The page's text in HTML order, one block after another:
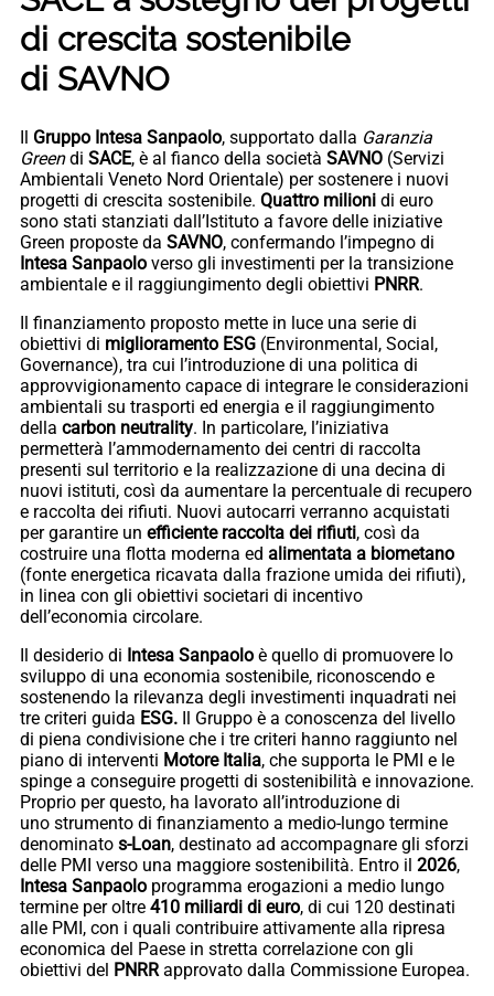
di crescita sostenibile
di SAVNO
Il Gruppo Intesa Sanpaolo, supportato dalla Garanzia
Greendi SACE, è al fianco della società SAVNO (Servizi
Ambientali Veneto Nord Orientale) per sostenere i nuovi
progetti di crescita sostenibile. Quattro milioni di euro
sono stati stanziati dall’Istituto a favore delle iniziative
Green proposte da SAVNO, confermando l’impegno di
Intesa Sanpaolo verso gli investimenti per la transizione
ambientale e il raggiungimento degli obiettivi PNRR.
Il finanziamento proposto mette in luce una serie di
obiettivi di miglioramento ESG (Environmental, Social,
Governance), tra cui l’introduzione di una politica di
approvvigionamento capace di integrare le considerazioni
ambientali su trasporti ed energia e il raggiungimento
della carbon neutrality. In particolare, l’iniziativa
permetterà l’ammodernamento dei centri di raccolta
presenti sul territorio e la realizzazione di una decina di
nuovi istituti, così da aumentare la percentuale di recupero
e raccolta dei rifiuti. Nuovi autocarri verranno acquistati
per garantire un efficiente raccolta dei rifiuti, così da
costruire una flotta moderna ed alimentata a biometano
(fonte energetica ricavata dalla frazione umida dei rifiuti),
in linea con gli obiettivi societari di incentivo
dell’economia circolare.
Il desiderio di Intesa Sanpaolo è quello di promuovere lo
sviluppo di una economia sostenibile, riconoscendo e
sostenendo la rilevanza degli investimenti inquadrati nei
tre criteri guida ESG. Il Gruppo è a conoscenza del livello
di piena condivisione che i tre criteri hanno raggiunto nel
piano di interventi Motore Italia, che supporta le PMI e le
spinge a conseguire progetti di sostenibilità e innovazione.
Proprio per questo, ha lavorato all’introduzione di
uno strumento di finanziamento a medio-lungo termine
denominato s-Loan, destinato ad accompagnare gli sforzi
delle PMI verso una maggiore sostenibilità. Entro il 2026,
Intesa Sanpaolo programma erogazioni a medio lungo
termine per oltre 410 miliardi di euro, di cui 120 destinati
alle PMI, con i quali contribuire attivamente alla ripresa
economica del Paese in stretta correlazione con gli
obiettivi del PNRRapprovato dalla Commissione Europea.